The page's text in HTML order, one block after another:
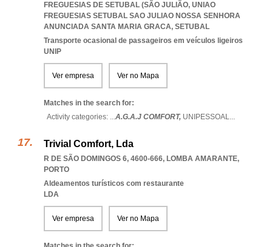
FREGUESIAS DE SETUBAL (SÃO JULIÃO, UNIAO
FREGUESIAS SETUBAL SAO JULIAO NOSSA SENHORA
ANUNCIADA SANTA MARIA GRACA, SETUBAL
Transporte ocasional de passageiros em veículos ligeiros
UNIP
Ver empresa Ver no Mapa
Matches in the search for:
Activity categories: ...A.G.A.J COMFORT, UNIPESSOAL...
Trivial Comfort, Lda
R DE SÃO DOMINGOS 6, 4600-666, LOMBA AMARANTE,
PORTO
Aldeamentos turísticos com restaurante
LDA
Ver empresa Ver no Mapa